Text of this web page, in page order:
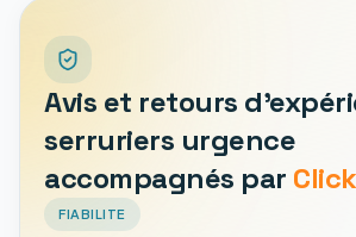
Avis et retours
serruriers urgence
accompagnés par
FIABILITE